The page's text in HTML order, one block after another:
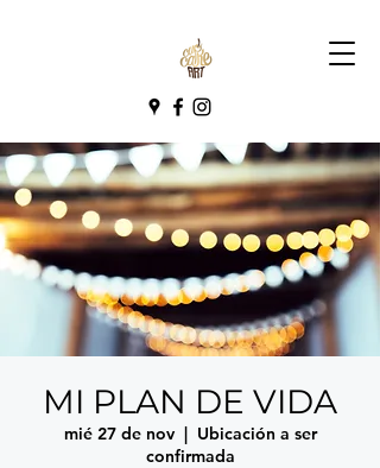
MI PLAN DE VIDA
mié 27 de nov
  |
Ubicación a ser
confirmada